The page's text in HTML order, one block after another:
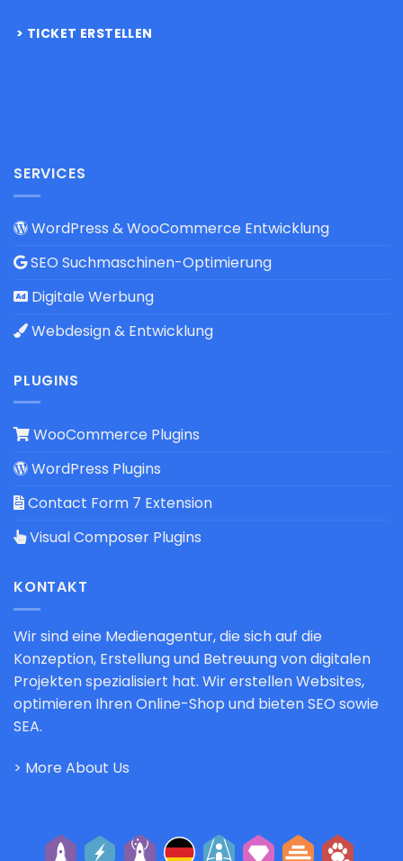
TICKET ERSTELLEN
SERVICES
WordPress & WooCommerce Entwicklung
SEO Suchmaschinen-Optimierung
Digitale Werbung
Webdesign & Entwicklung
PLUGINS
WooCommerce Plugins
WordPress Plugins
Contact Form 7 Extension
Visual Composer Plugins
KONTAKT
Wir sind eine Medienagentur, die sich auf die
Konzeption, Erstellung und Betreuung von digitalen
Projekten spezialisiert hat. Wir erstellen Websites,
optimieren Ihren Online-Shop und bieten SEO sowie
SEA.
> More About Us